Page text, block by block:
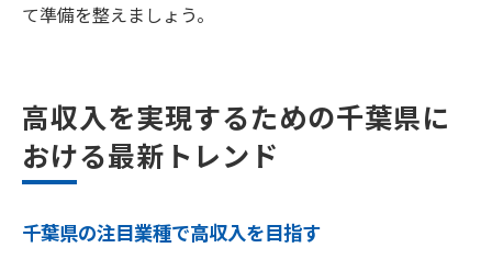
て準備を整えましょう。
高収入を実現するための千葉県に
おける最新トレンド
千葉県の注目業種で高収入を目指す